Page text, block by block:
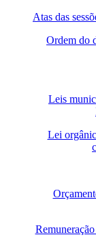
Atas das
Ordem do
Leis
Lei